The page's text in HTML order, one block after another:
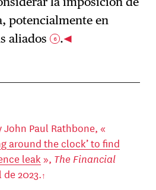
potencialmente en
aliados 6 .
John Paul Rathbone, «
around the clock’ to find
leak », The Financial
2023.